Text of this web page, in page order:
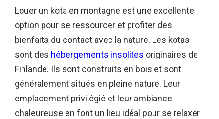
Louer un kota en montagne est une excellente
option pour se ressourcer et profiter des
bienfaits du contact avec la nature. Les kotas
sont des hébergements insolites originaires de
Finlande. Ils sont construits en bois et sont
généralement situés en pleine nature. Leur
emplacement privilégié et leur ambiance
chaleureuse en font un lieu idéal pour se relaxer